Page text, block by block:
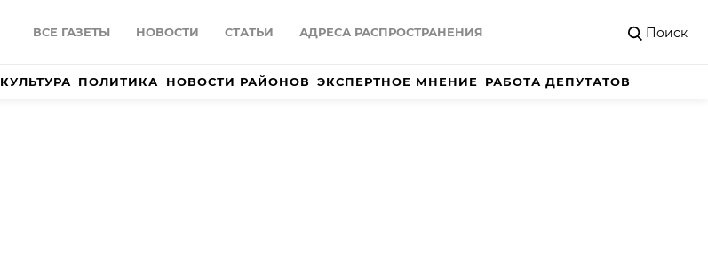
ВСЕ ГАЗЕТЫ НОВОСТИ СТАТЬИ АДРЕСА РАСПРОСТРАНЕНИЯ Поиск
КУЛЬТУРА ПОЛИТИКА НОВОСТИ РАЙОНОВ ЭКСПЕРТНОЕ МНЕНИЕ РАБОТА ДЕПУТАТОВ